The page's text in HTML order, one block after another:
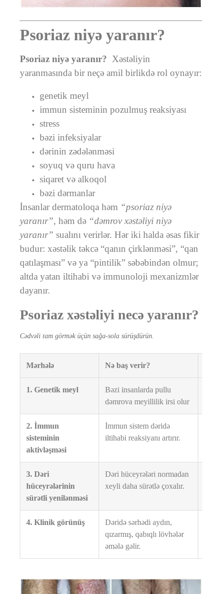
Psoriaz niyə yaranır?
Psoriaz niyə yaranır? Xəstəliyin
yaranmasında bir neçə amil birlikdə rol oynayır:
genetik meyl
immun sisteminin pozulmuş reaksiyası
stress
bəzi infeksiyalar
dərinin zədələnməsi
soyuq və quru hava
siqaret və alkoqol
bəzi dərmanlar
İnsanlar dermatoloqa həm “psoriaz niyə
yaranır”, həm də “dəmrov xəstəliyi niyə
yaranır” sualını verirlər. Hər iki halda əsas fikir
budur: xəstəlik təkcə “qanın çirklənməsi”, “qan
qatılaşması” və ya “pintilik” səbəbindən olmur;
altda yatan iltihabi və immunoloji mexanizmlər
dayanır.
Psoriaz xəstəliyi necə yaranır?
Cədvəli tam görmək üçün sağa-sola sürüşdürün.
Mərhələ Nə baş verir?
1. Genetik meyl
Bəzi insanlarda pullu
dəmrova meyillilik irsi olur
2. İmmun
sisteminin
aktivləşməsi
İmmun sistem dəridə
iltihabi reaksiyanı artırır.
3. Dəri
hüceyrələrinin
sürətli yenilənməsi
Dəri hüceyrələri normadan
xeyli daha sürətlə çoxalır.
4. Klinik görünüş
Dəridə sərhədi aydın,
qızarmış, qabıqlı lövhələr
əmələ gəlir.